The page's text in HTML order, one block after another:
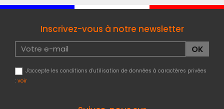
Inscrivez-vous à notre newsletter
J'accepte les conditions d'utilisation de données à caractères privées
: voir